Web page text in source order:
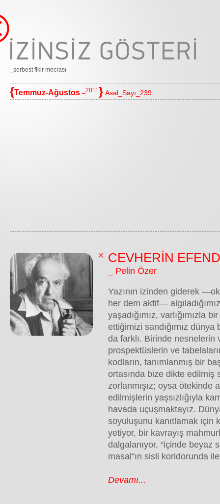
_serbest fikir mecrası
{Temmuz-Ağustos _2011} Asal_Sayı_239
CEVHERİN
_ Pelin Özer
Yazının izinden giderek
her dem aktif—
yaşadığımız, varlığımızla
ettiğimizi sandığımız
da farklı. Birinde nesnelerin
prospektüslerin ve
kodların, tanımlanmış bir
ortasında bize dikte edilmiş
zorlanmışız; oysa ötekinde
edilmişlerin yaşsızlığıyla
havada uçuşmaktayız.
soyuluşunu kanıtlamak için
yetiyor, bir kavrayış
dalgalanıyor, “içinde beyaz
masal”ın sisli koridorunda
Devamı...